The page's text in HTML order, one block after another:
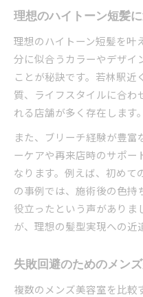
理想のハイトーン短髪
理想のハイトーン短髪を叶
分に似合うカラーやデザイ
ことが秘訣です。若林駅
質、ライフスタイルに合わ
れる店舗が多く存在します。
また、ブリーチ経験が豊
ーケアや再来店時のサポー
なります。例えば、初めて
の事例では、施術後の色持
役立ったという声がありま
が、理想の髪型実現への近
失敗回避のためのメン
複数のメンズ美容室を比較